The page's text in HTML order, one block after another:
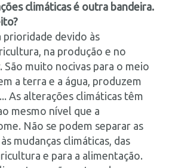
climáticas é outra bandeira.
prioridade devido às
na produção e no
São muito nocivas para o meio
a terra e a água, produzem
As alterações climáticas têm
mesmo nível que a
Não se podem separar as
mudanças climáticas, das
e para a alimentação.